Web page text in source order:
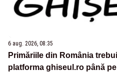
6 aug. 2026, 08:35
Primăriile din România
platforma ghiseul.ro până